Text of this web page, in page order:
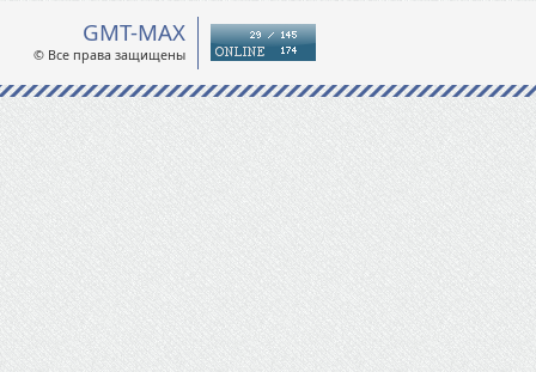
GMT-MAX
© Все права защищены